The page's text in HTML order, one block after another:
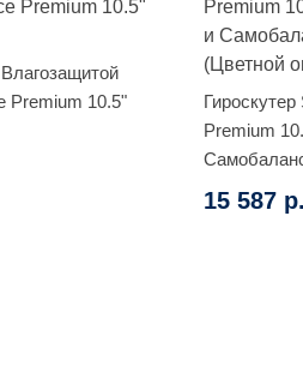
Premium 10.5"
Premium
огонь)
15 587